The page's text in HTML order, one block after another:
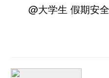
@大学生 假期安